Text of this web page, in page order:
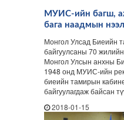
МУИС-ийн багш,
бага наадмын
Монгол Улсад Биеийн
байгуулсаны 70
Монгол Улсын анхны
1948 онд МУИС-ийн
биеийн тамирын
байгуулагдаж байсан
2018-01-15